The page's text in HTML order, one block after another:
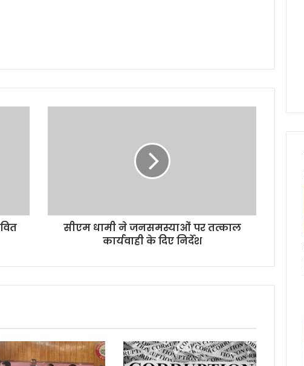
सीएम धामी ने जनसमस्याओं पर तत्काल
कार्यवाही के दिए निर्देश